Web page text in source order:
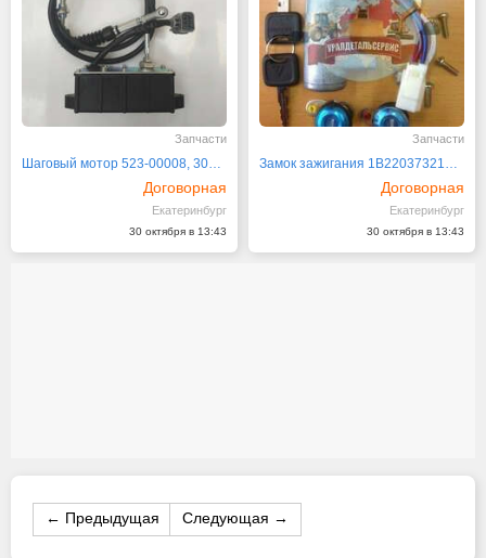
Запчасти
Шаговый мотор 523-00008, 300513-00008 Doosan
Договорная
Екатеринбург
30 октября в 13:43
Запчасти
Замок зажигания 1B22037321006
Договорная
Екатеринбург
30 октября в 13:43
← Предыдущая Следующая →